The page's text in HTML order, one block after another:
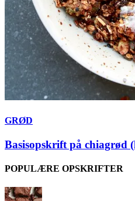
GRØD
Basisopskrift på chiagrød
POPULÆRE OPSKRIFTER